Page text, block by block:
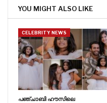
YOU MIGHT ALSO LIKE
CELEBRITY NEWS
പഞ്ചാബി ഹൗസിലെ